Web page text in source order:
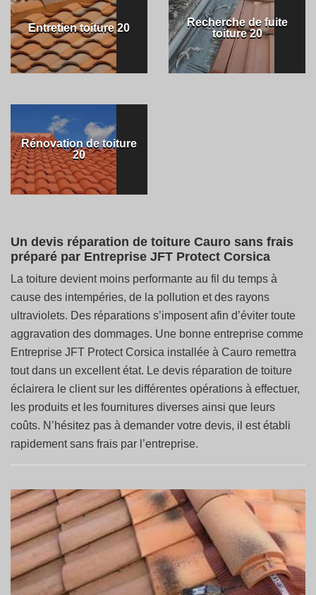
Entretien toiture 20
Recherche de fuite
toiture 20
Rénovation de toiture
20
Un devis réparation de toiture Cauro sans frais
préparé par Entreprise JFT Protect Corsica
La toiture devient moins performante au fil du temps à
cause des intempéries, de la pollution et des rayons
ultraviolets. Des réparations s’imposent afin d’éviter toute
aggravation des dommages. Une bonne entreprise comme
Entreprise JFT Protect Corsica installée à Cauro remettra
tout dans un excellent état. Le devis réparation de toiture
éclairera le client sur les différentes opérations à effectuer,
les produits et les fournitures diverses ainsi que leurs
coûts. N’hésitez pas à demander votre devis, il est établi
rapidement sans frais par l’entreprise.